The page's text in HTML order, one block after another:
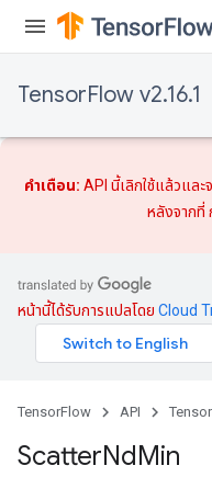
TensorFlow v2.16.1
คำเตือน: API นี้เลิกใช้แล้วแล
หลังจากที่
หน้านี้ได้รับการแปลโดย Cloud
TensorFlow API
ScatterNdMin